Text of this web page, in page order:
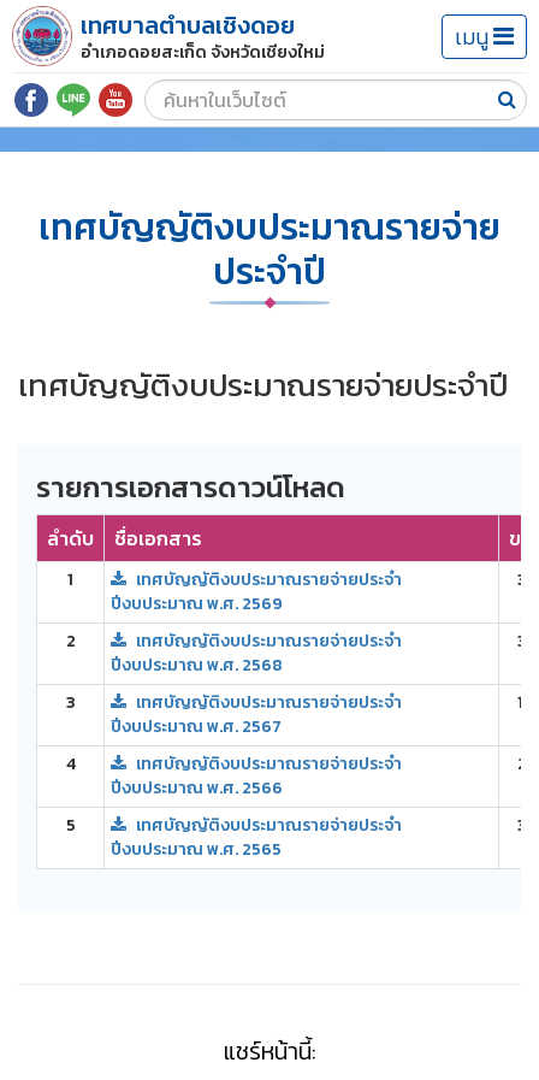
เทศบาลตำบลเชิงดอย
อำเภอดอยสะเก็ด จังหวัดเชียงใหม่ เมนู
เทศบัญญัติงบประมาณรายจ่าย
ประจำปี
เทศบัญญัติงบประมาณรายจ่ายประจำปี
รายการเอกสารดาวน์โหลด
ลำดับ ชื่อเอกสาร ขน
1
เทศบัญญัติงบประมาณรายจ่ายประจำ
ปีงบประมาณ พ.ศ. 2569
2
เทศบัญญัติงบประมาณรายจ่ายประจำ
ปีงบประมาณ พ.ศ. 2568
3
เทศบัญญัติงบประมาณรายจ่ายประจำ
ปีงบประมาณ พ.ศ. 2567
4
เทศบัญญัติงบประมาณรายจ่ายประจำ
ปีงบประมาณ พ.ศ. 2566
5
เทศบัญญัติงบประมาณรายจ่ายประจำ
ปีงบประมาณ พ.ศ. 2565
แชร์หน้านี้: